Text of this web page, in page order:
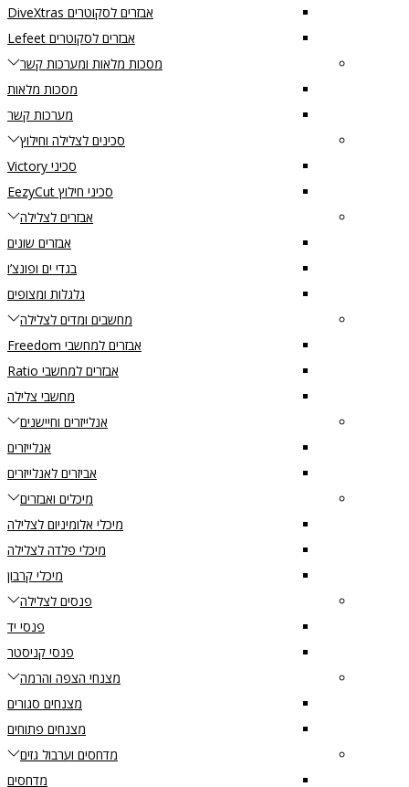
אבזרים לסקוטרים DiveXtras
אבזרים לסקוטרים Lefeet
מסכות מלאות ומערכות קשר
מסכות מלאות
מערכות קשר
סכינים לצלילה וחילוץ
סכיני Victory
סכיני חילוץ EezyCut
אבזרים לצלילה
אבזרים שונים
בגדי ים ופונצ’ו
גלגלות ומצופים
מחשבים ומדים לצלילה
אבזרים למחשבי Freedom
אבזרים למחשבי Ratio
מחשבי צלילה
אנלייזרים וחיישנים
אנלייזרים
אביזרים לאנלייזרים
מיכלים ואבזרים
מיכלי אלומיניום לצלילה
מיכלי פלדה לצלילה
מיכלי קרבון
פנסים לצלילה
פנסי יד
פנסי קניסטר
מצנחי הצפה והרמה
מצנחים סגורים
מצנחים פתוחים
מדחסים וערבול גזים
מדחסים